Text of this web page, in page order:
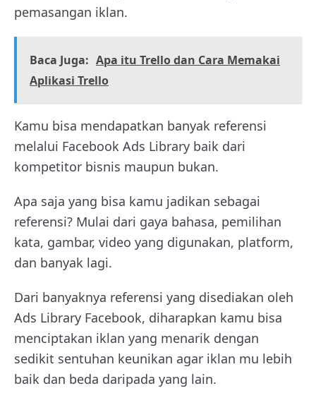
pemasangan iklan.
Baca Juga: Apa itu Trello dan Cara Memakai
Aplikasi Trello
Kamu bisa mendapatkan banyak referensi
melalui Facebook Ads Library baik dari
kompetitor bisnis maupun bukan.
Apa saja yang bisa kamu jadikan sebagai
referensi? Mulai dari gaya bahasa, pemilihan
kata, gambar, video yang digunakan, platform,
dan banyak lagi.
Dari banyaknya referensi yang disediakan oleh
Ads Library Facebook, diharapkan kamu bisa
menciptakan iklan yang menarik dengan
sedikit sentuhan keunikan agar iklan mu lebih
baik dan beda daripada yang lain.